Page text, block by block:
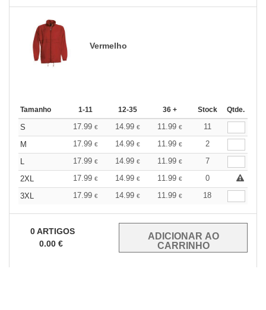
Vermelho
Tamanho 1-11 12-35 36 + Stock Qtde.
S 17.99 € 14.99 € 11.99 €
11
M
17.99 € 14.99 € 11.99 €
2
L
17.99 € 14.99 € 11.99 €
7
2XL
17.99 € 14.99 € 11.99 €
0
3XL
17.99 € 14.99 € 11.99 € 18
0ARTIGOS
0.00 €